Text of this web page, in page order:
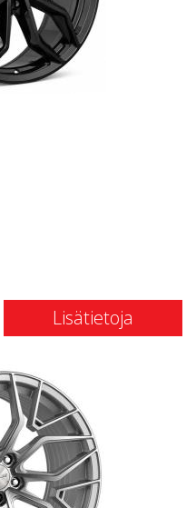
Lisätietoja